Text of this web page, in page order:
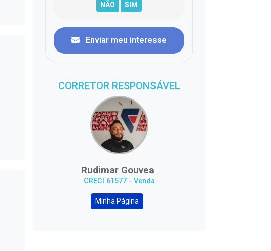
Enviar meu interesse
CORRETOR RESPONSÁVEL
Rudimar Gouvea
CRECI 61577 - Venda
Minha Página